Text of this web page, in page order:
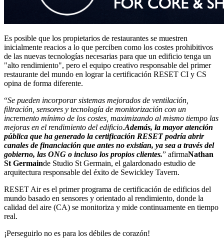
Es posible que los propietarios de restaurantes se muestren
inicialmente reacios a lo que perciben como los costes prohibitivos
de las nuevas tecnologías necesarias para que un edificio tenga un
"alto rendimiento", pero el equipo creativo responsable del primer
restaurante del mundo en lograr la certificación RESET CI y CS
opina de forma diferente.
“Se pueden incorporar sistemas mejorados de ventilación,
filtración, sensores y tecnología de monitorización con un
incremento mínimo de los costes, maximizando al mismo tiempo las
mejoras en el rendimiento del edificio.Además, la mayor atención
pública que ha generado la certificación RESET podría abrir
canales de financiación que antes no existían, ya sea a través del
gobierno, las ONG o incluso los propios clientes.” afirmaNathan
St Germainde Studio St Germain, el galardonado estudio de
arquitectura responsable del éxito de Sewickley Tavern.
RESET Air es el primer programa de certificación de edificios del
mundo basado en sensores y orientado al rendimiento, donde la
calidad del aire (CA) se monitoriza y mide continuamente en tiempo
real.
¡Perseguirlo no es para los débiles de corazón!